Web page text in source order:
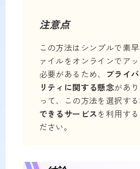
注意点
この方法はシンプルで素
ァイルをオンラインでア
必要があるため、 プライ
リティに関する懸念があ
って、この方法を選択する
できるサービスを利用す
ださい。